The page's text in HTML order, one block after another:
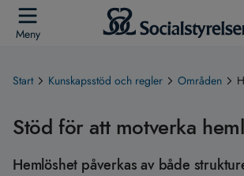
Meny
Start Kunskapsstöd och regler Områden
Stöd för att motverka
Hemlöshet påverkas av både